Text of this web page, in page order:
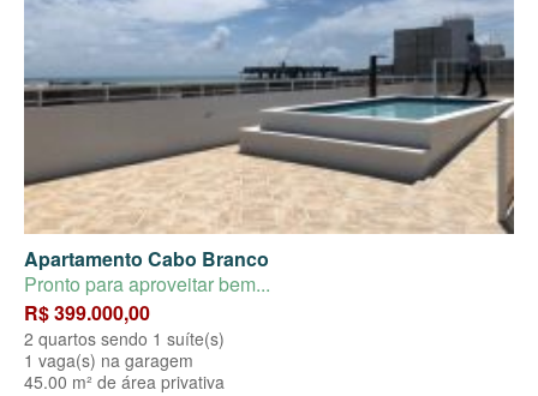
Apartamento Cabo Branco
Pronto para aproveitar bem...
R$ 399.000,00
2 quartos sendo 1 suíte(s)
1 vaga(s) na garagem
45.00 m² de área privativa